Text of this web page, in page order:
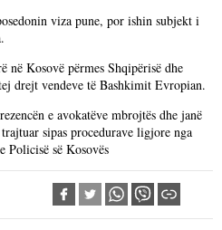
viza pune, por ishin subjekt i
në Kosovë përmes Shqipërisë dhe
drejt vendeve të Bashkimit Evropian.
e avokatëve mbrojtës dhe janë
sipas procedurave ligjore nga
së Kosovës